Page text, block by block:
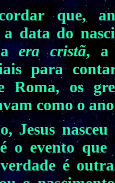
que,
a data do
era cristã, a
para
Roma, os
como o
Jesus
o evento
é